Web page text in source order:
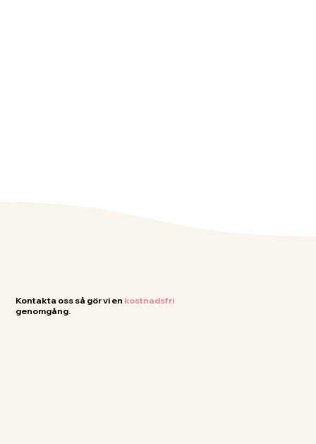
Kontakta oss så gör vi en kostnadsfri
genomgång.